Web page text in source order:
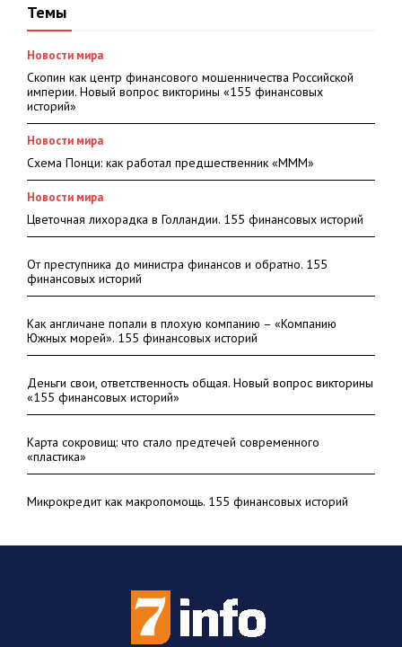
Темы
Новости мира
Скопин как центр финансового мошенничества Российской
империи. Новый вопрос викторины «155 финансовых
историй»
Новости мира
Схема Понци: как работал предшественник «МММ»
Новости мира
Цветочная лихорадка в Голландии. 155 финансовых историй
От преступника до министра финансов и обратно. 155
финансовых историй
Как англичане попали в плохую компанию – «Компанию
Южных морей». 155 финансовых историй
Деньги свои, ответственность общая. Новый вопрос викторины
«155 финансовых историй»
Карта сокровищ: что стало предтечей современного
«пластика»
Микрокредит как макропомощь. 155 финансовых историй